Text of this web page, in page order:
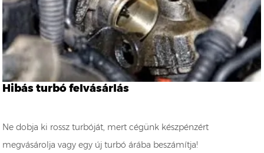
Hibás turbó felvásárlás
Ne dobja ki rossz turbóját, mert cégünk készpénzért
megvásárolja vagy egy új turbó árába beszámítja!